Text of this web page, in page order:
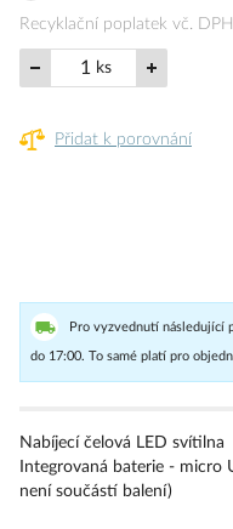
Recyklační poplatek vč. DPH
ks
Přidat k porovnání
Pro vyzvednutí následující
do 17:00. To samé platí pro
Nabíjecí čelová LED svítilna
Integrovaná baterie - micro
není součástí balení)